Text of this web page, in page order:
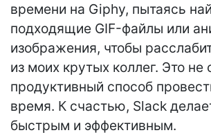
времени на Giphy, пытаясь
подходящие GIF-файлы или
изображения, чтобы
из моих крутых коллег. Это не
продуктивный способ
время. К счастью, Slack
быстрым и эффективным.